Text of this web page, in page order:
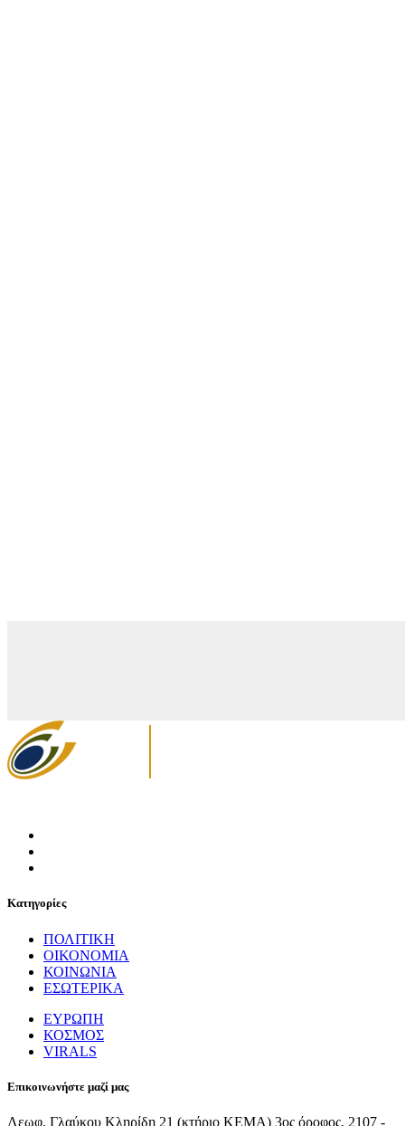
Κατηγορίες
ΠΟΛΙΤΙΚΗ
ΟΙΚΟΝΟΜΙΑ
ΚΟΙΝΩΝΙΑ
ΕΣΩΤΕΡΙΚΑ
ΕΥΡΩΠΗ
ΚΟΣΜΟΣ
VIRALS
Επικοινωνήστε μαζί μας
Λεωφ. Γλαύκου Κληρίδη 21 (κτήριο ΚΕΜΑ) 3ος όροφος, 2107 -